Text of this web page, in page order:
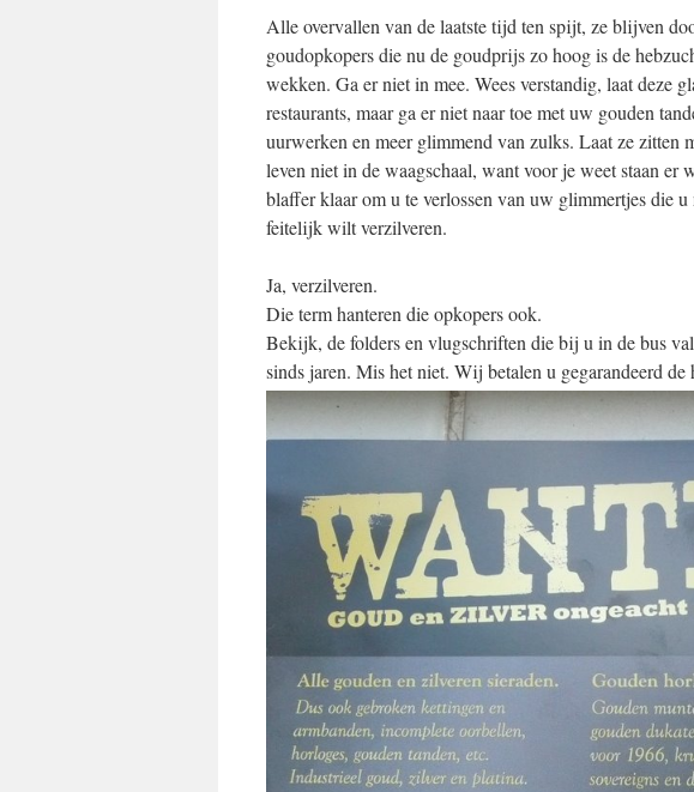
Alle overvallen van de laatste tijd ten spijt, ze blijven
goudopkopers die nu de goudprijs zo hoog is de
wekken. Ga er niet in mee. Wees verstandig, laat deze
restaurants, maar ga er niet naar toe met uw gouden
uurwerken en meer glimmend van zulks. Laat ze zitten
leven niet in de waagschaal, want voor je weet staan er
blaffer klaar om u te verlossen van uw glimmertjes die
feitelijk wilt verzilveren.
Ja, verzilveren.
Die term hanteren die opkopers ook.
Bekijk, de folders en vlugschriften die bij u in de bus
sinds jaren. Mis het niet. Wij betalen u gegarandeerd de